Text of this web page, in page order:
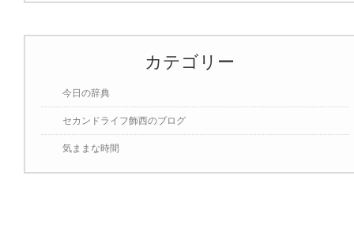
カテゴリー
今日の辞典
セカンドライフ飾西のブログ
気ままな時間